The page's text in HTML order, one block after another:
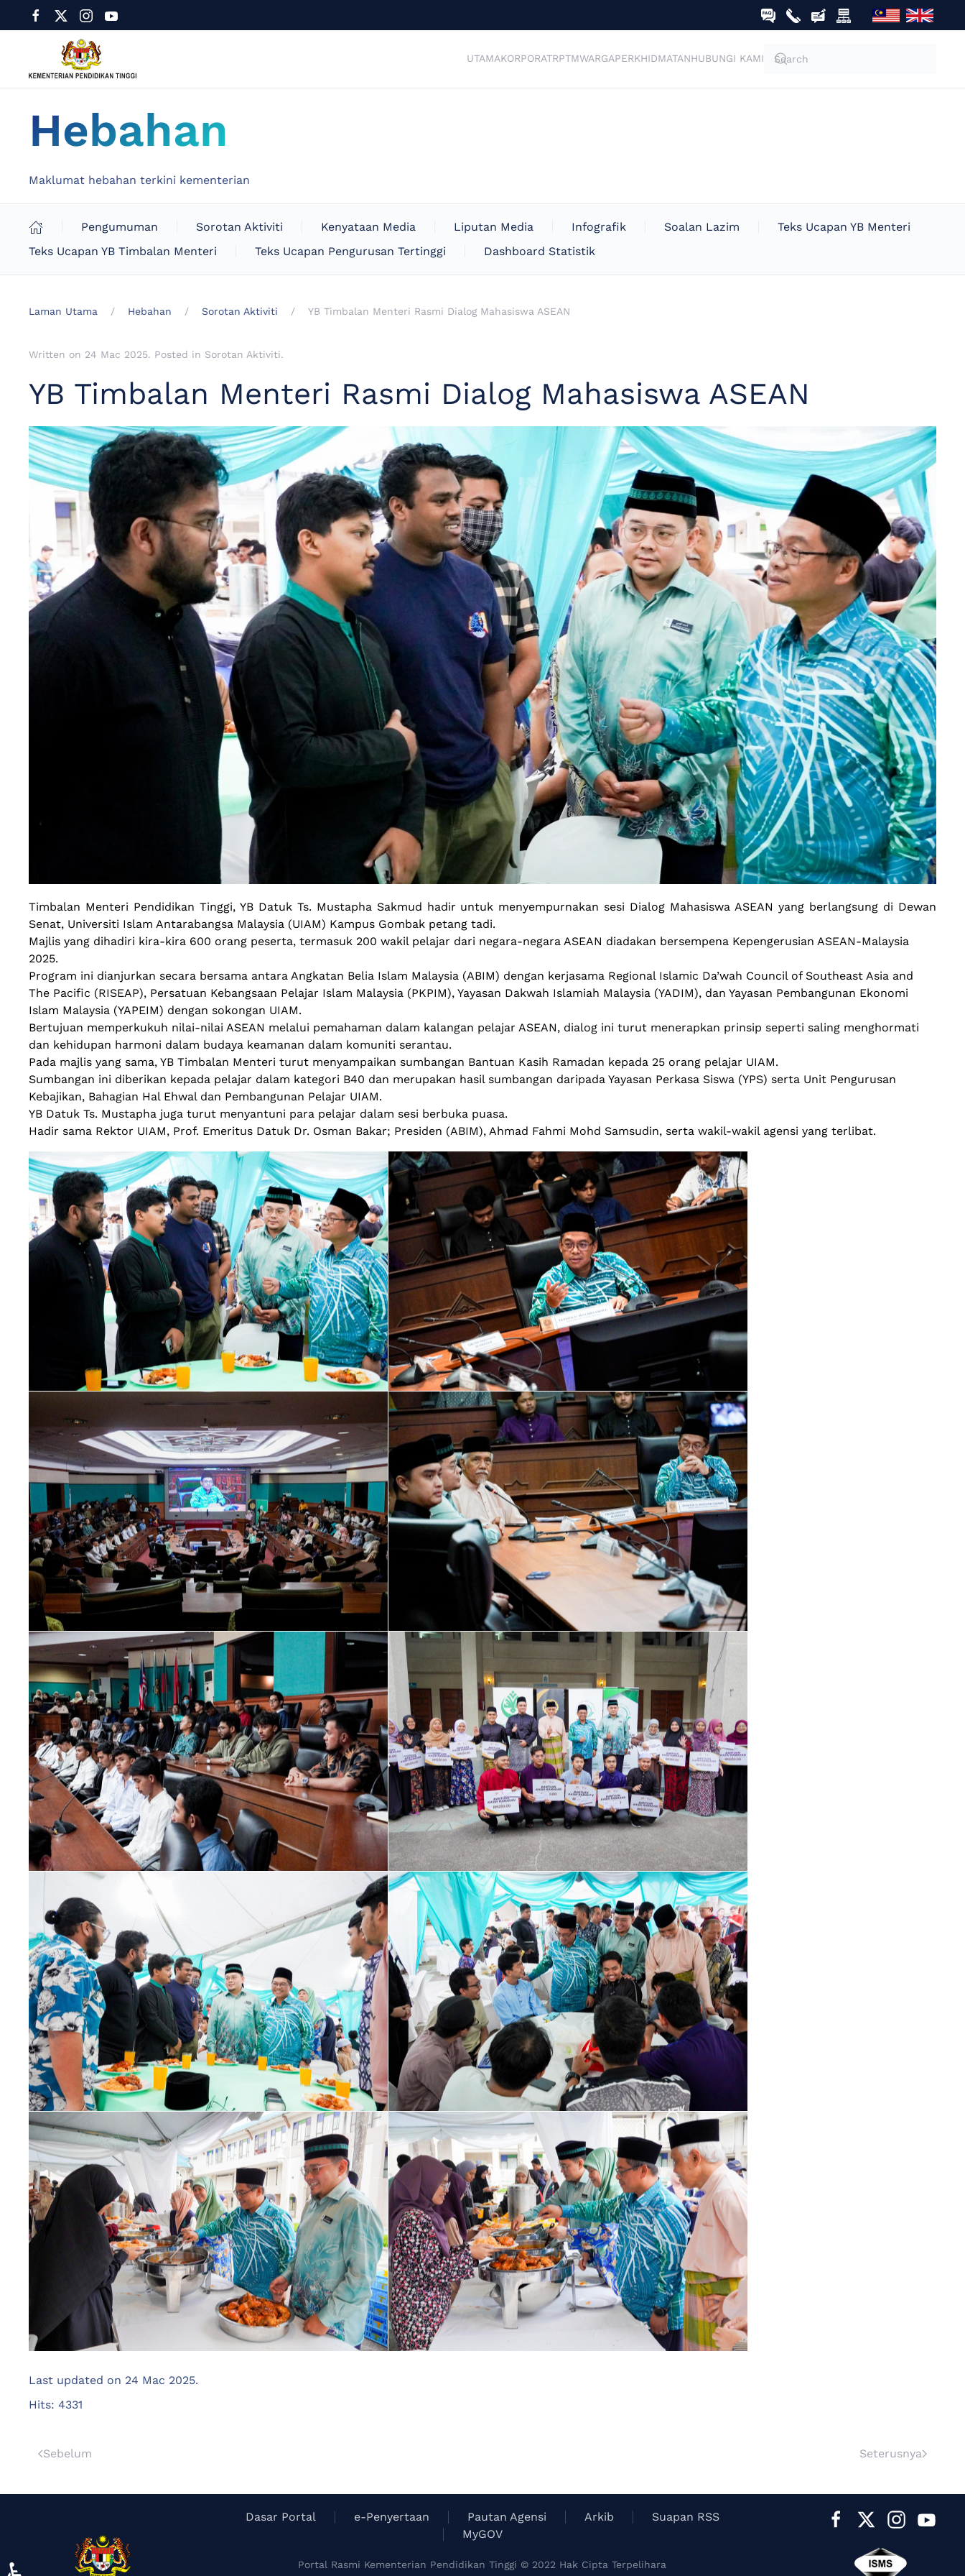
UTAMAKORPORATRPTMWARGAPERKHIDMATANHUBUNGI KAMI
Hebahan
Maklumat hebahan terkini kementerian
Pengumuman Sorotan Aktiviti Kenyataan Media Liputan Media Infografik Soalan Lazim
Teks Ucapan YB Menteri
Teks Ucapan YB Timbalan Menteri
Teks Ucapan Pengurusan Tertinggi Dashboard Statistik
Laman Utama Hebahan Sorotan Aktiviti YB Timbalan Menteri Rasmi Dialog Mahasiswa ASEAN
Written on 24 Mac 2025. Posted in Sorotan Aktiviti.
YB Timbalan Menteri Rasmi Dialog Mahasiswa ASEAN
Timbalan Menteri Pendidikan Tinggi, YB Datuk Ts. Mustapha Sakmud hadir untuk menyempurnakan sesi Dialog Mahasiswa ASEAN yang berlangsung di Dewan
Senat, Universiti Islam Antarabangsa Malaysia (UIAM) Kampus Gombak petang tadi.
Majlis yang dihadiri kira-kira 600 orang peserta, termasuk 200 wakil pelajar dari negara-negara ASEAN diadakan bersempena Kepengerusian ASEAN-Malaysia
2025.
Program ini dianjurkan secara bersama antara Angkatan Belia Islam Malaysia (ABIM) dengan kerjasama Regional Islamic Da’wah Council of Southeast Asia and
The Pacific (RISEAP), Persatuan Kebangsaan Pelajar Islam Malaysia (PKPIM), Yayasan Dakwah Islamiah Malaysia (YADIM), dan Yayasan Pembangunan Ekonomi
Islam Malaysia (YAPEIM) dengan sokongan UIAM.
Bertujuan memperkukuh nilai-nilai ASEAN melalui pemahaman dalam kalangan pelajar ASEAN, dialog ini turut menerapkan prinsip seperti saling menghormati
dan kehidupan harmoni dalam budaya keamanan dalam komuniti serantau.
Pada majlis yang sama, YB Timbalan Menteri turut menyampaikan sumbangan Bantuan Kasih Ramadan kepada 25 orang pelajar UIAM.
Sumbangan ini diberikan kepada pelajar dalam kategori B40 dan merupakan hasil sumbangan daripada Yayasan Perkasa Siswa (YPS) serta Unit Pengurusan
Kebajikan, Bahagian Hal Ehwal dan Pembangunan Pelajar UIAM.
YB Datuk Ts. Mustapha juga turut menyantuni para pelajar dalam sesi berbuka puasa.
Hadir sama Rektor UIAM, Prof. Emeritus Datuk Dr. Osman Bakar; Presiden (ABIM), Ahmad Fahmi Mohd Samsudin, serta wakil-wakil agensi yang terlibat.
Last updated on 24 Mac 2025.
Hits: 4331
Sebelum Seterusnya
Dasar Portal e-Penyertaan Pautan Agensi Arkib
Suapan RSS
MyGOV
Portal Rasmi Kementerian Pendidikan Tinggi © 2022 Hak Cipta Terpelihara